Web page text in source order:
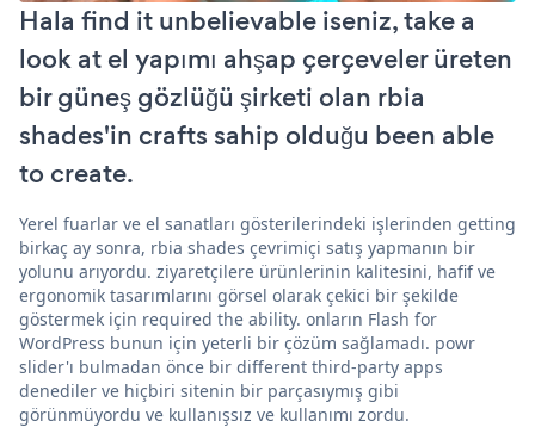
Hala find it unbelievable iseniz, take a
look at el yapımı ahşap çerçeveler üreten
bir güneş gözlüğü şirketi olan rbia
shades'in crafts sahip olduğu been able
to create.
Yerel fuarlar ve el sanatları gösterilerindeki işlerinden getting
birkaç ay sonra, rbia shades çevrimiçi satış yapmanın bir
yolunu arıyordu. ziyaretçilere ürünlerinin kalitesini, hafif ve
ergonomik tasarımlarını görsel olarak çekici bir şekilde
göstermek için required the ability. onların Flash for
WordPress bunun için yeterli bir çözüm sağlamadı. powr
slider'ı bulmadan önce bir different third-party apps
denediler ve hiçbiri sitenin bir parçasıymış gibi
görünmüyordu ve kullanışsız ve kullanımı zordu.